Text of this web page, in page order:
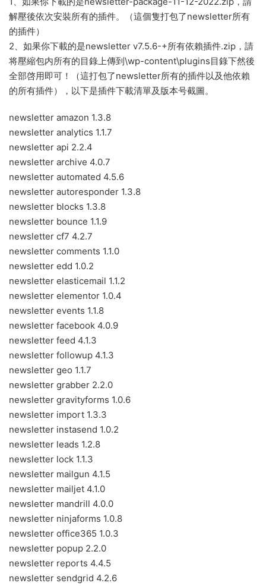
解壓後依次安裝所有的插件。（這個隻打包了newsletter所有
的插件）
2、如果你下載的是newsletter v7.5.6-+所有依賴插件.zip，請
将壓縮包内所有的目錄上傳到\wp-content\plugins目錄下然後
全部啓用即可！（這打包了newsletter所有的插件以及他依賴
的所有插件），以下是插件下載清單及版本号截圖。
newsletter amazon 1.3.8
newsletter analytics 1.1.7
newsletter api 2.2.4
newsletter archive 4.0.7
newsletter automated 4.5.6
newsletter autoresponder 1.3.8
newsletter blocks 1.3.8
newsletter bounce 1.1.9
newsletter cf7 4.2.7
newsletter comments 1.1.0
newsletter edd 1.0.2
newsletter elasticemail 1.1.2
newsletter elementor 1.0.4
newsletter events 1.1.8
newsletter facebook 4.0.9
newsletter feed 4.1.3
newsletter followup 4.1.3
newsletter geo 1.1.7
newsletter grabber 2.2.0
newsletter gravityforms 1.0.6
newsletter import 1.3.3
newsletter instasend 1.0.2
newsletter leads 1.2.8
newsletter lock 1.1.3
newsletter mailgun 4.1.5
newsletter mailjet 4.1.0
newsletter mandrill 4.0.0
newsletter ninjaforms 1.0.8
newsletter office365 1.0.3
newsletter popup 2.2.0
newsletter reports 4.4.5
newsletter sendgrid 4.2.6